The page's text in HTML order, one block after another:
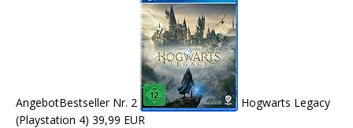
AngebotBestseller Nr. 2
Hogwarts Legacy
(Playstation 4) 39,99 EUR